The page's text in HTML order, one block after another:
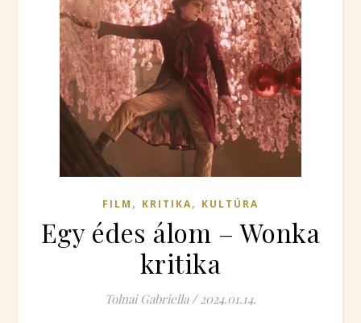
FILM , KRITIKA, KULTÚRA
Egy édes álom – Wonka
kritika
Tolnai Gabriella / 2024.01.14.